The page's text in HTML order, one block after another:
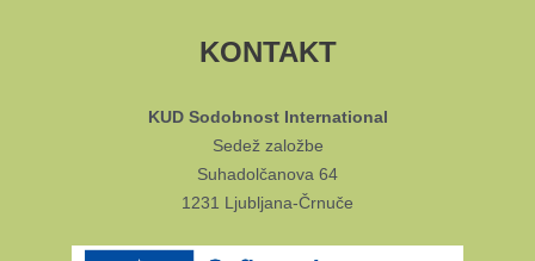
KONTAKT
KUD Sodobnost International
Sedež založbe
Suhadolčanova 64
1231 Ljubljana-Črnuče